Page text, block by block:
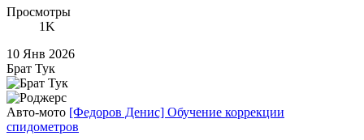
Просмотры
1K
10 Янв 2026
Брат Тук
Авто-мото [Федоров Денис] Обучение коррекции
спидометров